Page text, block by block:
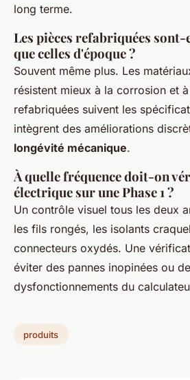
long terme.
Les pièces refabriquées
que celles d'époque ?
Souvent même plus. Les
résistent mieux à la corrosion et à
refabriquées suivent les
intègrent des améliorations
longévité mécanique.
À quelle fréquence doit-on
électrique sur une Phase 1 ?
Un contrôle visuel tous les deux
les fils rongés, les isolants
connecteurs oxydés. Une
éviter des pannes inopinées ou
dysfonctionnements du
produits